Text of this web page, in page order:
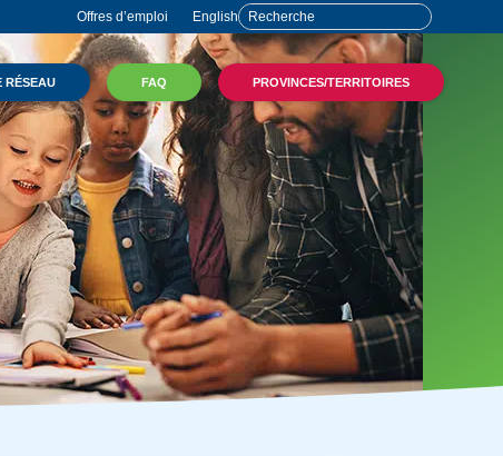
Offres d’emploi English
RÉSEAU FAQ PROVINCES/TERRITOIRES